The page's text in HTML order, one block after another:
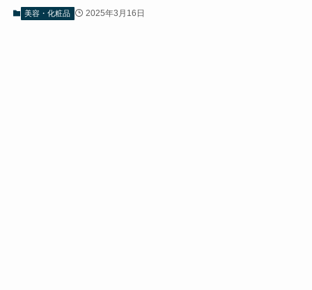
美容・化粧品 2025年3月16日